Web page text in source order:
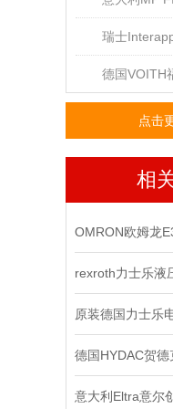
瑞士
德国VOITH
点击
相